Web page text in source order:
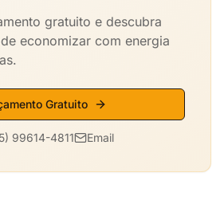
gratuito e descubra
economizar com energia
Gratuito
99614-4811 Email